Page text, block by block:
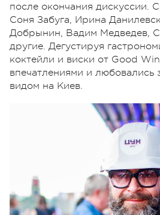
после окончания дискуссии.
Соня Забуга, Ирина
Добрынин, Вадим Медведев,
другие. Дегустируя
коктейли и виски от Good
впечатлениями и любовались
видом на Киев.